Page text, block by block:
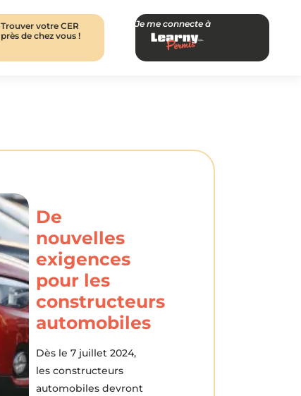
Trouver votre CER
près de chez vous !
Je me connecte à
De
nouvelles
exigences
pour les
constructeurs
automobiles
Dès le 7 juillet 2024,
les constructeurs
automobiles devront